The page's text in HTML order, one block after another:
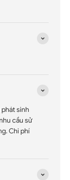
sinh
cầu sử
Chi phí